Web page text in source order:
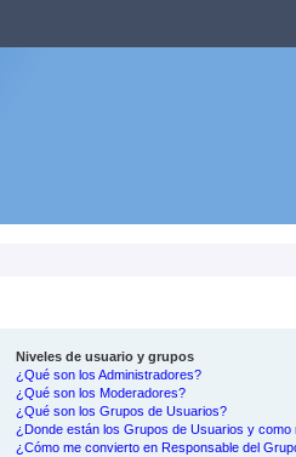
Niveles de usuario y grupos
¿Qué son los Administradores?
¿Qué son los Moderadores?
¿Qué son los Grupos de Usuarios?
¿Donde están los Grupos de Usuarios y como
¿Cómo me convierto en Responsable del